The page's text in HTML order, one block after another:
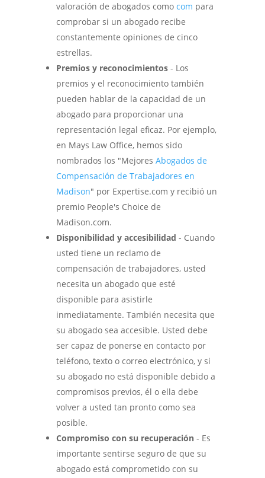
valoración de abogados como com para
comprobar si un abogado recibe
constantemente opiniones de cinco
estrellas.
Premios y reconocimientos - Los
premios y el reconocimiento también
pueden hablar de la capacidad de un
abogado para proporcionar una
representación legal eficaz. Por ejemplo,
en Mays Law Office, hemos sido
nombrados los "Mejores Abogados de
Compensación de Trabajadores en
Madison" por Expertise.com y recibió un
premio People's Choice de
Madison.com.
Disponibilidad y accesibilidad - Cuando
usted tiene un reclamo de
compensación de trabajadores, usted
necesita un abogado que esté
disponible para asistirle
inmediatamente. También necesita que
su abogado sea accesible. Usted debe
ser capaz de ponerse en contacto por
teléfono, texto o correo electrónico, y si
su abogado no está disponible debido a
compromisos previos, él o ella debe
volver a usted tan pronto como sea
posible.
Compromiso con su recuperación- Es
importante sentirse seguro de que su
abogado está comprometido con su